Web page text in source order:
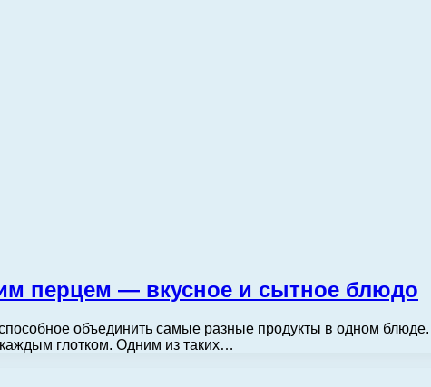
перцем — вкусное и сытное блюдо
объединить самые разные продукты в одном блюде.
глотком. Одним из таких…